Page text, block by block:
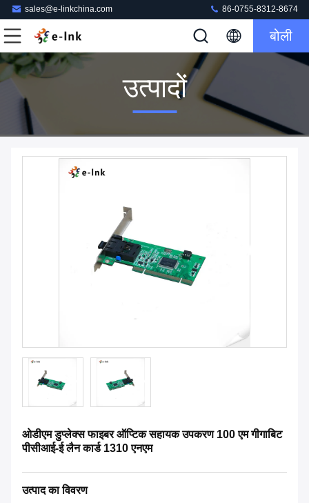
sales@e-linkchina.com 86-0755-8312-8674
बोली
उत्पादों
ओडीएम डुप्लेक्स फाइबर ऑप्टिक सहायक उपकरण 100 एम गीगाबिट
पीसीआई-ई लैन कार्ड 1310 एनएम
उत्पाद का विवरण